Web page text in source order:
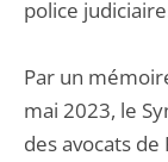
police
Par un
mai 2023, le
des avocats